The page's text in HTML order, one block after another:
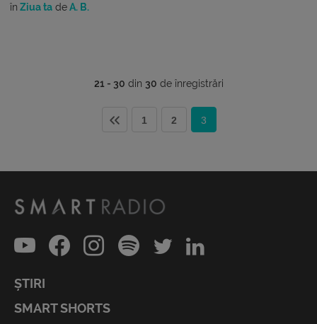
în Ziua ta deA. B.
21 - 30 din 30 de înregistrări
1 2 3
ȘTIRI
SMART SHORTS